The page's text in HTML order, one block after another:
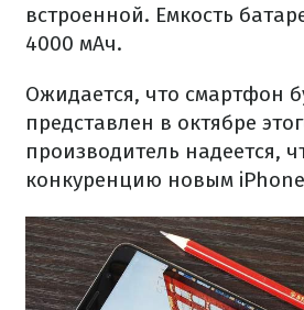
встроенной. Емкость
4000 мАч.
Ожидается, что смартфон
представлен в октябре
производитель надеется,
конкуренцию новым